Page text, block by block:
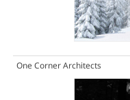
One Corner Architects